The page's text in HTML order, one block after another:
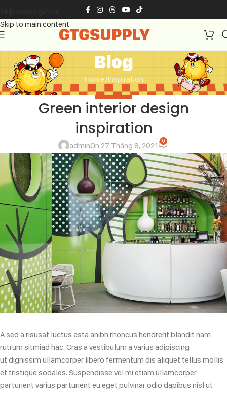
Skip to main content
Blog
Home Inspiration
INSPIRATION
Green interior design
inspiration
adminOn 27 Tháng 8, 2021 0
A sed a risusat luctus esta anibh rhoncus hendrerit blandit nam
rutrum sitmiad hac. Cras a vestibulum a varius adipiscing
ut dignissim ullamcorper libero fermentum dis aliquet tellus mollis
et tristique sodales. Suspendisse vel mi etiam ullamcorper
parturient varius parturient eu eget pulvinar odio dapibus nisl ut